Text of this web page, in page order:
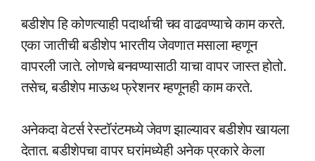
बडीशेप हि कोणत्याही पदार्थाची चव वाढवण्याचे काम करते.
एका जातीची बडीशेप भारतीय जेवणात मसाला म्हणून
वापरली जाते. लोणचे बनवण्यासाठी याचा वापर जास्त होतो.
तसेच, बडीशेप माऊथ फ्रेशनर म्हणूनही काम करते.
अनेकदा वेटर्स रेस्टॉरंटमध्ये जेवण झाल्यावर बडीशेप खायला
देतात. बडीशेपचा वापर घरांमध्येही अनेक प्रकारे केला